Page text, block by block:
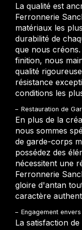
La qualité est
Ferronnerie
matériaux les
durabilité de
que nous
finition, nous
qualité
résistance
conditions les
Restauration de
En plus de la
nous sommes
de garde-corps
possédez des
nécessitent une
Ferronnerie
gloire d'antan
caractère
Engagement
La satisfaction